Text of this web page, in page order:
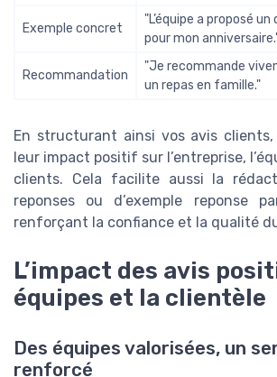
Exemple concret
"L’équipe a proposé
pour mon
Recommandation
"Je recommande
un repas en famille."
En structurant ainsi vos avis clients,
leur impact positif sur l’entreprise,
clients. Cela facilite aussi la
reponses ou d’exemple reponse
renforçant la confiance et la qualité
L’impact des avis
équipes et la clientèle
Des équipes valorisées, un
renforcé